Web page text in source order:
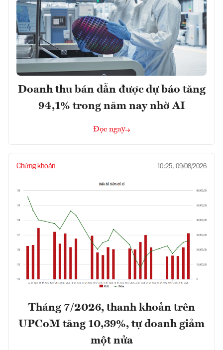
Doanh thu bán dẫn được dự báo tăng
94,1% trong năm nay nhờ AI
Đọc ngay
Chứng khoán 10:25, 09/08/2026
Tháng 7/2026, thanh khoản trên
UPCoM tăng 10,39%, tự doanh giảm
một nửa